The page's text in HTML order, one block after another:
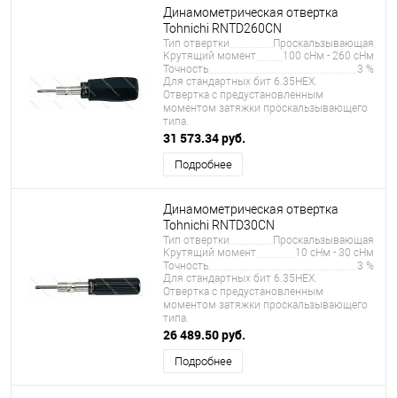
Динамометрическая отвертка
Tohnichi RNTD260CN
Тип отвертки
Проскальзывающая
Крутящий момент
100 сНм - 260 сНм
Точность
3 %
Для стандартных бит 6.35HEX.
Отвертка с предустановленным
моментом затяжки проскальзывающего
типа.
31 573.34 руб.
Подробнее
Динамометрическая отвертка
Tohnichi RNTD30CN
Тип отвертки
Проскальзывающая
Крутящий момент
10 сНм - 30 сНм
Точность
3 %
Для стандартных бит 6.35HEX.
Отвертка с предустановленным
моментом затяжки проскальзывающего
типа.
26 489.50 руб.
Подробнее